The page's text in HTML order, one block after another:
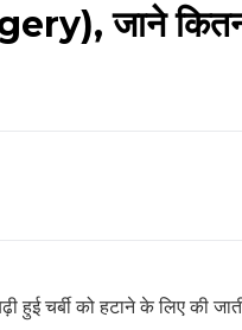
जाने
हुई चर्बी को हटाने के लिए की